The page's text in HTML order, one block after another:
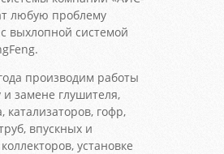
любую проблему
выхлопной системой
производим работы
замене глушителя,
катализаторов, гофр,
впускных и
установке